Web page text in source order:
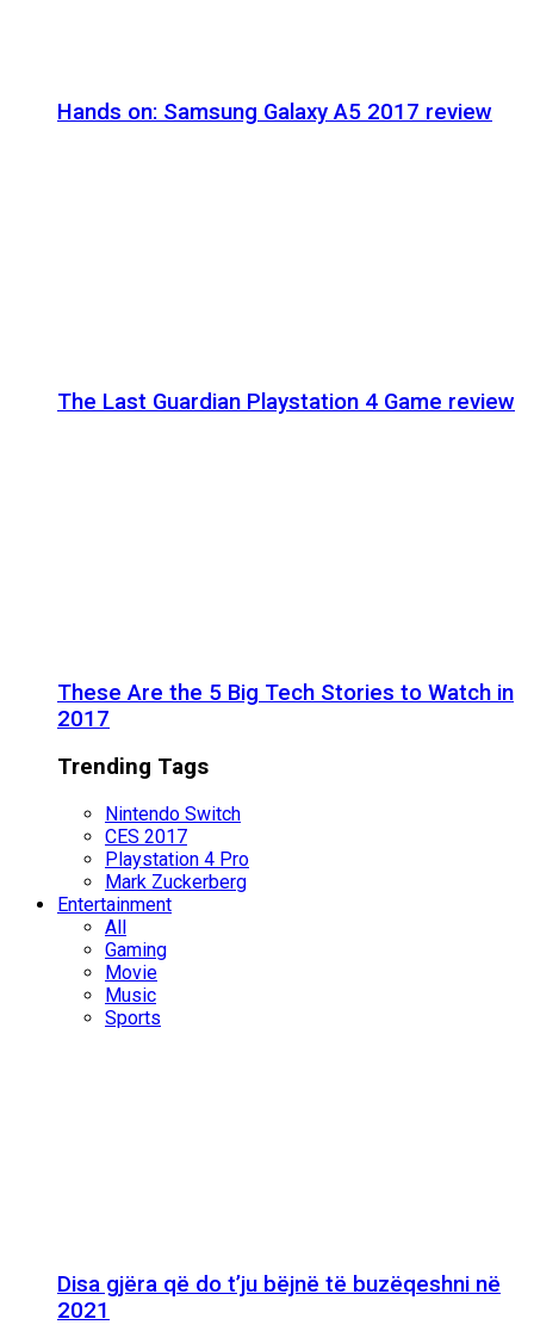
Hands on: Samsung Galaxy A5 2017 review
The Last Guardian Playstation 4 Game review
These Are the 5 Big Tech Stories to Watch in
2017
Trending Tags
Nintendo Switch
CES 2017
Playstation 4 Pro
Mark Zuckerberg
Entertainment
All
Gaming
Movie
Music
Sports
Disa gjëra që do t’ju bëjnë të buzëqeshni në
2021